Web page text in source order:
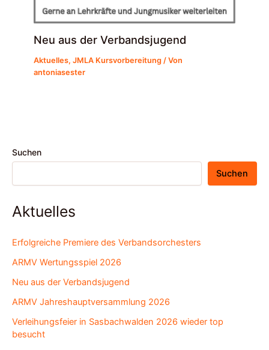
Neu aus der Verbandsjugend
Aktuelles,JMLA Kursvorbereitung / Von
antoniasester
Suchen
Suchen
Aktuelles
Erfolgreiche Premiere des Verbandsorchesters
ARMV Wertungsspiel 2026
Neu aus der Verbandsjugend
ARMV Jahreshauptversammlung 2026
Verleihungsfeier in Sasbachwalden 2026 wieder top
besucht